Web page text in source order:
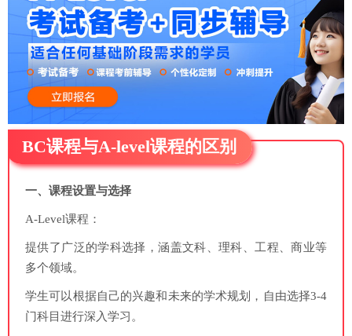
BC课程与A-level课程的区别
一、课程设置与选择
A-Level课程：
提供了广泛的学科选择，涵盖文科、理科、工程、商业等
多个领域。
学生可以根据自己的兴趣和未来的学术规划，自由选择3-4
门科目进行深入学习。